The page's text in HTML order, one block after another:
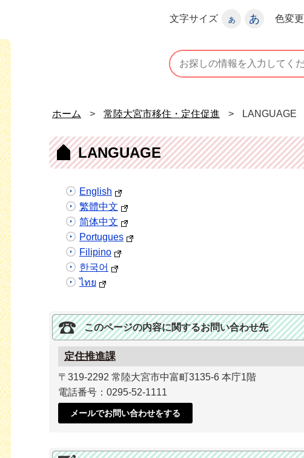
常陸大宮市移住・定住促進ホームページ
文字サイズ ぁ あ 色変更
ホーム > 常陸大宮市移住・定住促進 > LANGUAGE
LANGUAGE
English
繁體中文
简体中文
Portugues
Filipino
한국어
ไทย
このページの内容に関するお問い合わせ先
定住推進課
〒319-2292 常陸大宮市中富町3135-6 本庁1階
電話番号：0295-52-1111
メールでお問い合わせをする